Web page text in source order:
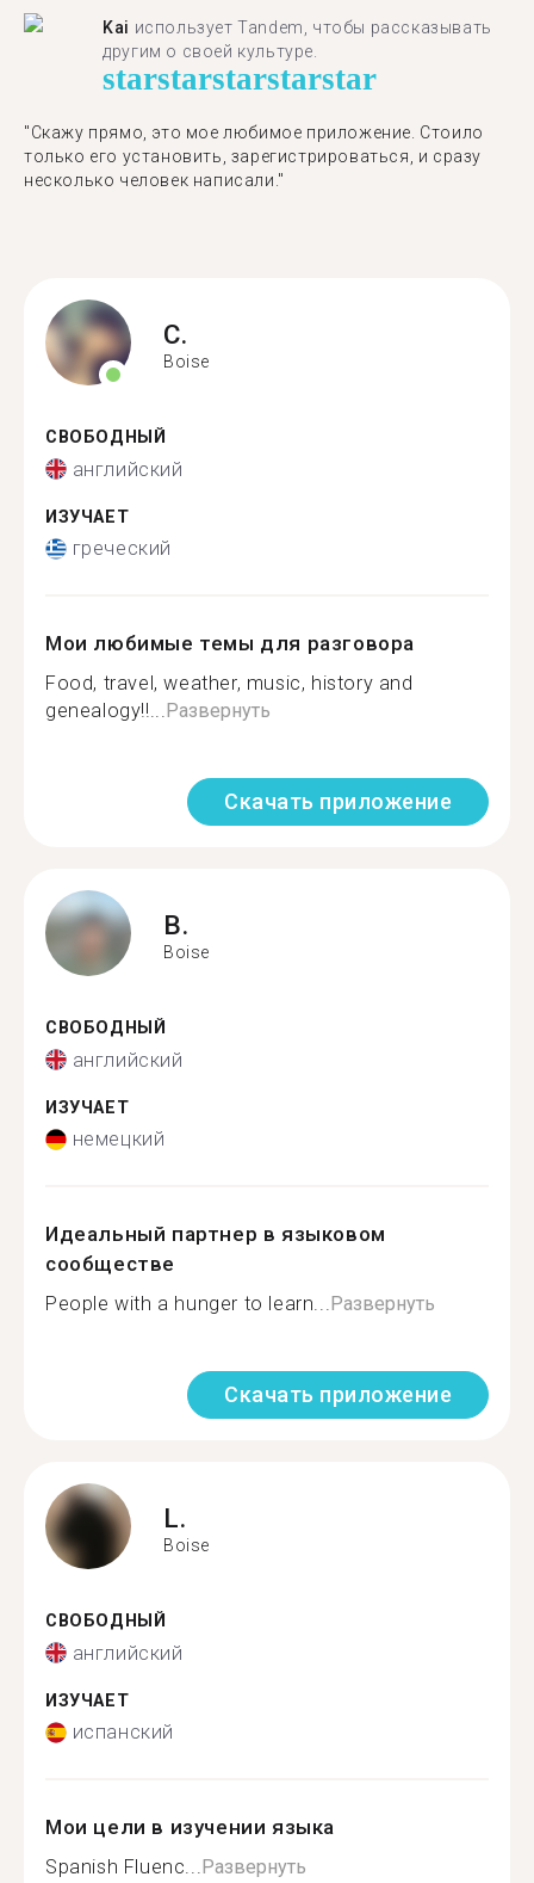
Kai использует Tandem, чтобы рассказывать
другим о своей культуре.
starstarstarstarstar
"Скажу прямо, это мое любимое приложение. Стоило
только его установить, зарегистрироваться, и сразу
несколько человек написали."
C.
Boise
СВОБОДНЫЙ
английский
ИЗУЧАЕТ
греческий
Мои любимые темы для разговора
Food, travel, weather, music, history and
genealogy!!...Развернуть
Скачать приложение
B.
Boise
СВОБОДНЫЙ
английский
ИЗУЧАЕТ
немецкий
Идеальный партнер в языковом
сообществе
People with a hunger to learn...Развернуть
Скачать приложение
L.
Boise
СВОБОДНЫЙ
английский
ИЗУЧАЕТ
испанский
Мои цели в изучении языка
Spanish Fluenc...Развернуть